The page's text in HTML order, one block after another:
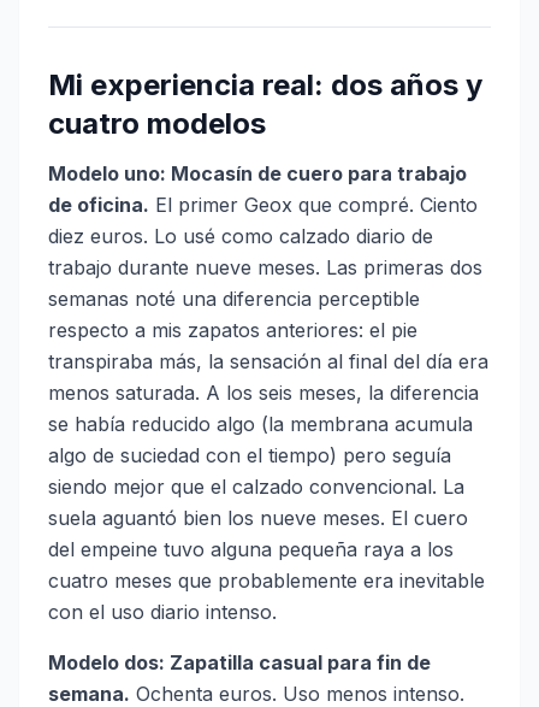
Mi experiencia real: dos años y
cuatro modelos
Modelo uno: Mocasín de cuero para trabajo
de oficina. El primer Geox que compré. Ciento
diez euros. Lo usé como calzado diario de
trabajo durante nueve meses. Las primeras dos
semanas noté una diferencia perceptible
respecto a mis zapatos anteriores: el pie
transpiraba más, la sensación al final del día era
menos saturada. A los seis meses, la diferencia
se había reducido algo (la membrana acumula
algo de suciedad con el tiempo) pero seguía
siendo mejor que el calzado convencional. La
suela aguantó bien los nueve meses. El cuero
del empeine tuvo alguna pequeña raya a los
cuatro meses que probablemente era inevitable
con el uso diario intenso.
Modelo dos: Zapatilla casual para fin de
semana. Ochenta euros. Uso menos intenso.